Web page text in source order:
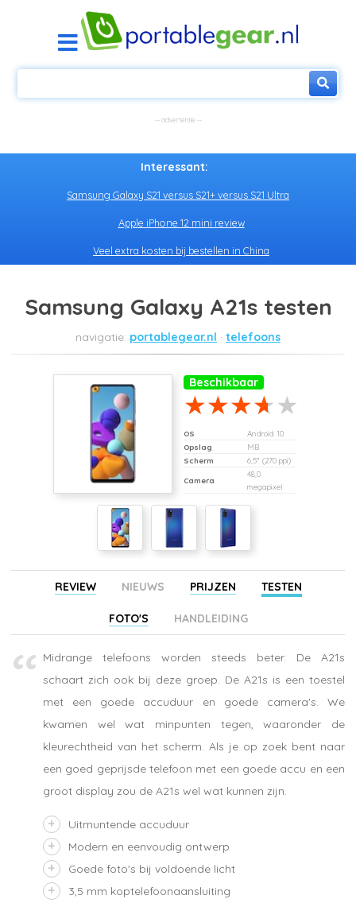
Interessant:
Samsung Galaxy S21 versus S21+ versus S21 Ultra
Apple iPhone 12 mini review
Veel extra kosten bij bestellen in China
Samsung Galaxy A21s testen
portablegear.nl telefoons
Beschikbaar
OS
Android 10
Opslag
MB
Scherm
6,5" (270 ppi)
Camera
48,0
megapixel
REVIEW NIEUWS PRIJZEN TESTEN
FOTO'S HANDLEIDING
Midrange telefoons worden steeds beter. De A21s
schaart zich ook bij deze groep. De A21s is een toestel
met een goede accuduur en goede camera's. We
kwamen wel wat minpunten tegen, waaronder de
kleurechtheid van het scherm. Als je op zoek bent naar
een goed geprijsde telefoon met een goede accu en een
groot display zou de A21s wel wat kunnen zijn.
Uitmuntende accuduur
Modern en eenvoudig ontwerp
Goede foto's bij voldoende licht
3,5 mm koptelefoonaansluiting